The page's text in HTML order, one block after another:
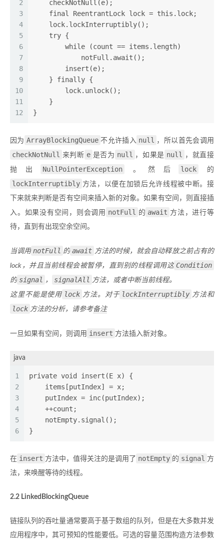
2
3
4
5
6
7
8
9
10
11
12
    checkNotNull(e);
    final ReentrantLock lock = this.lock;
    lock.lockInterruptibly();
    try {
        while (count == items.length)
            notFull.await();
        insert(e);
    } finally {
        lock.unlock();
    }
}
因为 ArrayBlockingQueue 不允许插入 null ，所以首先会调用
checkNotNull 来判断 e 是否为 null ，如果是 null ，就直接
抛出 NullPointerException 。然后 lock 的
lockInterruptibly 方法，以便在加锁后允许线程被中断。接
下来就来判断是否有空间来插入新的对象。如果有空间，则直接插
入。如果没有空间，则会调用 notFull 的 await 方法，进行等
待，直到有出现空余空间。
当调用 notFull 的 await 方法的时候，就会自动释放之前占有的
lock，并且当前线程会被暂停，直到别的线程调用这 Condition
的 signal ， signalAll 方法，或者中断当前线程。
这里不能是使用 lock 方法。对于 lockInterruptibly 方法和
lock 方法的分析，请参考备注
一旦如果有空间，则调用 insert 方法插入新对象。
java
1
2
3
4
5
6
private void insert(E x) {
    items[putIndex] = x;
    putIndex = inc(putIndex);
    ++count;
    notEmpty.signal();
}
在 insert 方法中，值得关注的是调用了 notEmpty 的 signal 方
法，来唤醒等待的线程。
2.2 LinkedBlockingQueue
链接队列的吞吐量通常要高于基于数组的队列，但是在大多数并发
应用程序中，其可预知的性能要低。可选的容量范围构造方法参数